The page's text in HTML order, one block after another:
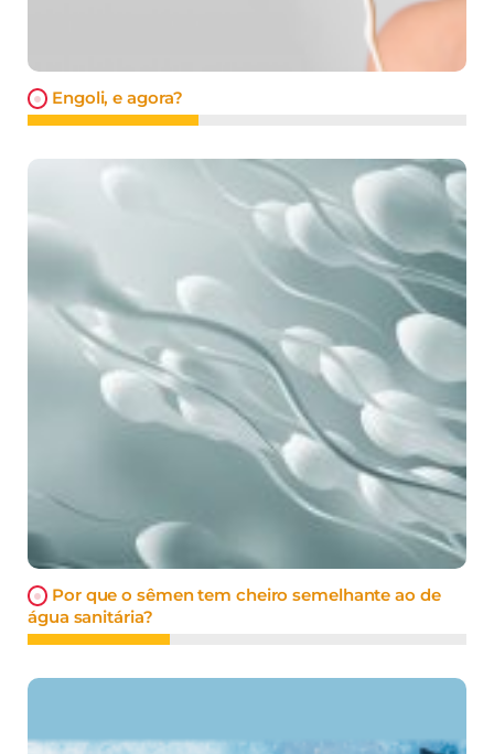
Engoli, e agora?
Por que o sêmen tem cheiro semelhante ao de
água sanitária?